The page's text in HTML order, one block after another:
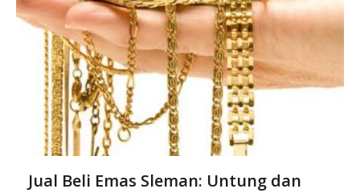
Jual Beli Emas Sleman: Untung dan